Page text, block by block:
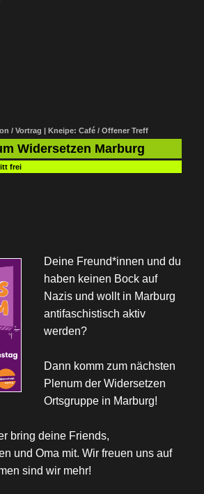
/ Vortrag | Kneipe: Café / Offener Treff
Widersetzen Marburg
frei
Deine Freund*innen und du
haben keinen Bock auf
Nazis und wollt in Marburg
antifaschistisch aktiv
werden?
Dann komm zum nächsten
Plenum der Widersetzen
Ortsgruppe in Marburg!
bring deine Friends,
und Oma mit. Wir freuen uns auf
sind wir mehr!